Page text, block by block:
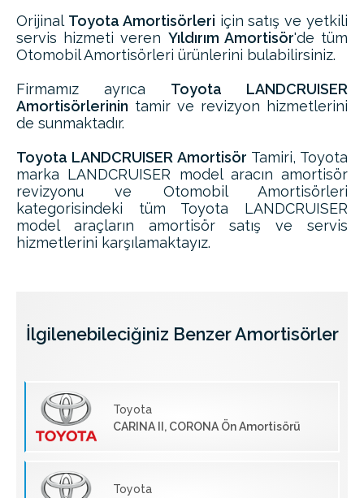
Orijinal Toyota Amortisörleri için satış ve yetkili
servis hizmeti veren Yıldırım Amortisör'de tüm
Otomobil Amortisörleri ürünlerini bulabilirsiniz.
Firmamız ayrıca Toyota LANDCRUISER
Amortisörlerinin tamir ve revizyon hizmetlerini
de sunmaktadır.
Toyota LANDCRUISER Amortisör Tamiri, Toyota
marka LANDCRUISER model aracın amortisör
revizyonu ve Otomobil Amortisörleri
kategorisindeki tüm Toyota LANDCRUISER
model araçların amortisör satış ve servis
hizmetlerini karşılamaktayız.
İlgilenebileciğiniz Benzer Amortisörler
Toyota
CARINA II, CORONA Ön Amortisörü
Toyota